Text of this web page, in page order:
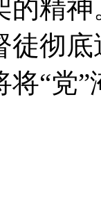
的精
徒彻
“党”